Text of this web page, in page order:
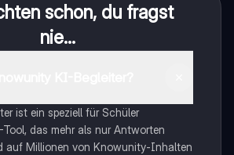
schon, du fragst
nie...
ist ein speziell für Schüler
das mehr als nur Antworten
auf Millionen von Knowunity-Inhalten